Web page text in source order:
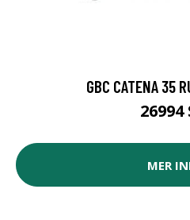
GBC CATENA 35
26994
MER